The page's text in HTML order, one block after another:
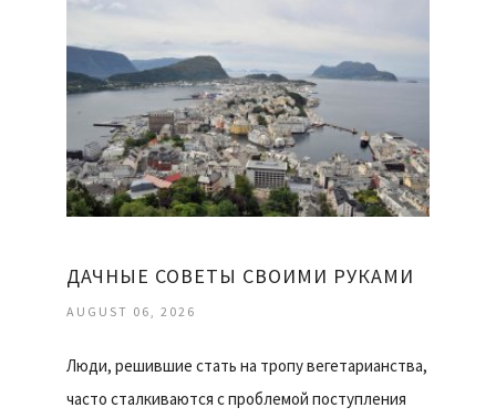
ДАЧНЫЕ СОВЕТЫ СВОИМИ РУКАМИ
AUGUST 06, 2026
Люди, решившие стать на тропу вегетарианства,
часто сталкиваются с проблемой поступления